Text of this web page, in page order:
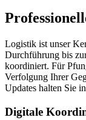
Logistik ist unser
Durchführung bis
koordiniert. Für
Verfolgung Ihrer
Updates halten Sie
Digitale